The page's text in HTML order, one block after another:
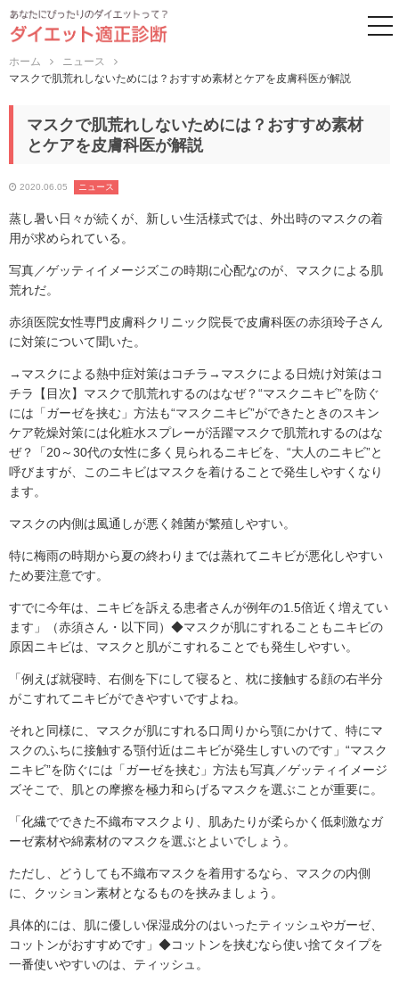
ホーム
ニュース
マスクで肌荒れしないためには？おすすめ素材とケアを皮膚科医が解説
マスクで肌荒れしないためには？おすすめ素材
とケアを皮膚科医が解説
2020.06.05 ニュース
蒸し暑い日々が続くが、新しい生活様式では、外出時のマスクの着
用が求められている。
写真／ゲッティイメージズこの時期に心配なのが、マスクによる肌
荒れだ。
赤須医院女性専門皮膚科クリニック院長で皮膚科医の赤須玲子さん
に対策について聞いた。
→マスクによる熱中症対策はコチラ→マスクによる日焼け対策はコ
チラ【目次】マスクで肌荒れするのはなぜ？“マスクニキビ”を防ぐ
には「ガーゼを挟む」方法も“マスクニキビ”ができたときのスキン
ケア乾燥対策には化粧水スプレーが活躍マスクで肌荒れするのはな
ぜ？「20～30代の女性に多く見られるニキビを、“大人のニキビ”と
呼びますが、このニキビはマスクを着けることで発生しやすくなり
ます。
マスクの内側は風通しが悪く雑菌が繁殖しやすい。
特に梅雨の時期から夏の終わりまでは蒸れてニキビが悪化しやすい
ため要注意です。
すでに今年は、ニキビを訴える患者さんが例年の1.5倍近く増えてい
ます」（赤須さん・以下同）◆マスクが肌にすれることもニキビの
原因ニキビは、マスクと肌がこすれることでも発生しやすい。
「例えば就寝時、右側を下にして寝ると、枕に接触する顔の右半分
がこすれてニキビができやすいですよね。
それと同様に、マスクが肌にすれる口周りから顎にかけて、特にマ
スクのふちに接触する顎付近はニキビが発生しすいのです」“マスク
ニキビ”を防ぐには「ガーゼを挟む」方法も写真／ゲッティイメージ
ズそこで、肌との摩擦を極力和らげるマスクを選ぶことが重要に。
「化繊でできた不織布マスクより、肌あたりが柔らかく低刺激なガ
ーゼ素材や綿素材のマスクを選ぶとよいでしょう。
ただし、どうしても不織布マスクを着用するなら、マスクの内側
に、クッション素材となるものを挟みましょう。
具体的には、肌に優しい保湿成分のはいったティッシュやガーゼ、
コットンがおすすめです」◆コットンを挟むなら使い捨てタイプを
一番使いやすいのは、ティッシュ。